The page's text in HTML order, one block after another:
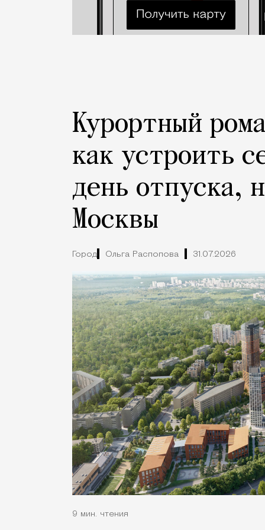
Курортный
как устроить
день отпуска,
Москвы
Город Ольга Распопова 31.07.2026
9 мин. чтения